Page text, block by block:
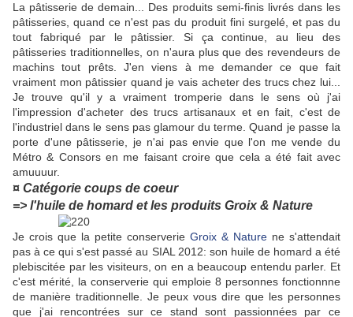
La pâtisserie de demain... Des produits semi-finis livrés dans les
pâtisseries, quand ce n'est pas du produit fini surgelé, et pas du
tout fabriqué par le pâtissier. Si ça continue, au lieu des
pâtisseries traditionnelles, on n'aura plus que des revendeurs de
machins tout prêts. J'en viens à me demander ce que fait
vraiment mon pâtissier quand je vais acheter des trucs chez lui...
Je trouve qu'il y a vraiment tromperie dans le sens où j'ai
l'impression d'acheter des trucs artisanaux et en fait, c'est de
l'industriel dans le sens pas glamour du terme. Quand je passe la
porte d'une pâtisserie, je n'ai pas envie que l'on me vende du
Métro & Consors en me faisant croire que cela a été fait avec
amuuuur.
¤ Catégorie coups de coeur
=> l'huile de homard et les produits Groix & Nature
Je crois que la petite conserverie Groix & Nature ne s'attendait
pas à ce qui s'est passé au SIAL 2012: son huile de homard a été
plebiscitée par les visiteurs, on en a beaucoup entendu parler. Et
c'est mérité, la conserverie qui emploie 8 personnes fonctionnne
de manière traditionnelle. Je peux vous dire que les personnes
que j'ai rencontrées sur ce stand sont passionnées par ce